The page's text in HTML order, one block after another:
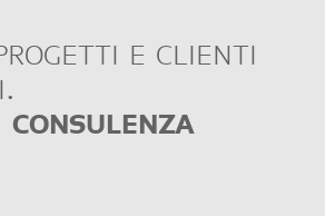
a 47 m²
wellness: 3 piscine esterne, piscina con
con collegamento alla piscina esterna,
E CLIENTI
CONSULENZA